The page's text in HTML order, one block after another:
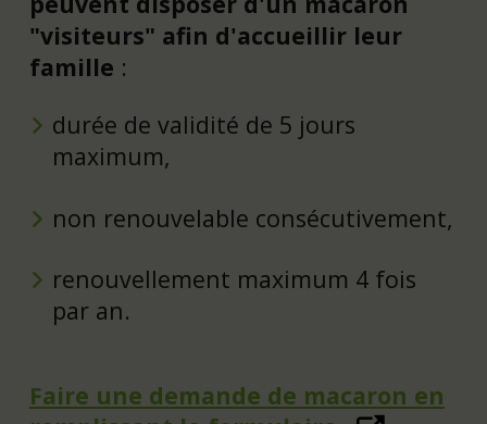
"visiteurs" afin d'accueillir leur
famille :
durée de validité de 5 jours
maximum,
non renouvelable consécutivement,
renouvellement maximum 4 fois
par an.
Faire une demande de macaron en